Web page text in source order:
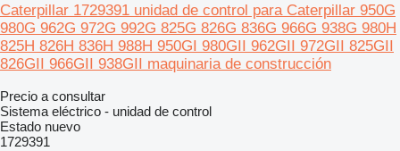
Caterpillar 1729391 unidad de control para Caterpillar 950G
980G 962G 972G 992G 825G 826G 836G 966G 938G 980H
825H 826H 836H 988H 950GI 980GII 962GII 972GII 825GII
826GII 966GII 938GII maquinaria de construcción
Precio a consultar
Sistema eléctrico - unidad de control
Estado nuevo
1729391